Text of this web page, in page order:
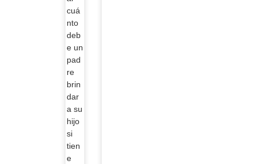
cuá
nto
deb
e un
pad
re
brin
dar
a su
hijo
si
tien
e